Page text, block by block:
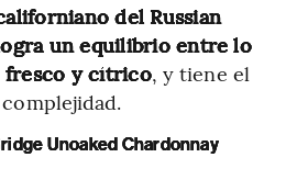
del Russian
un equilibrio entre lo
y cítrico, y tiene el
Unoaked Chardonnay